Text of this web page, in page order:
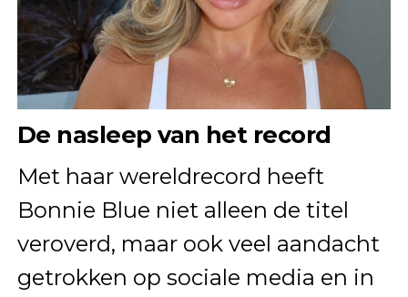
De nasleep van het record
Met haar wereldrecord heeft
Bonnie Blue niet alleen de titel
veroverd, maar ook veel aandacht
getrokken op sociale media en in